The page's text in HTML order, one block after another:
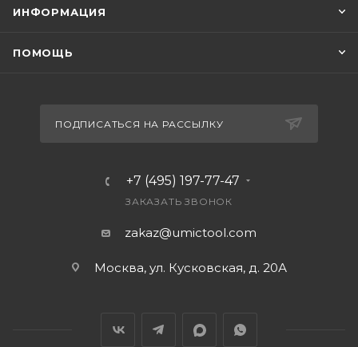
ИНФОРМАЦИЯ
ПОМОЩЬ
ПОДПИСАТЬСЯ НА РАССЫЛКУ
+7 (495) 197-77-47
ЗАКАЗАТЬ ЗВОНОК
zakaz@umictool.com
Москва, ул. Кусковская, д. 20А